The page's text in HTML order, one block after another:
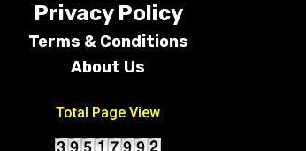
Privacy Policy
Terms & Conditions
About Us
Total Page View